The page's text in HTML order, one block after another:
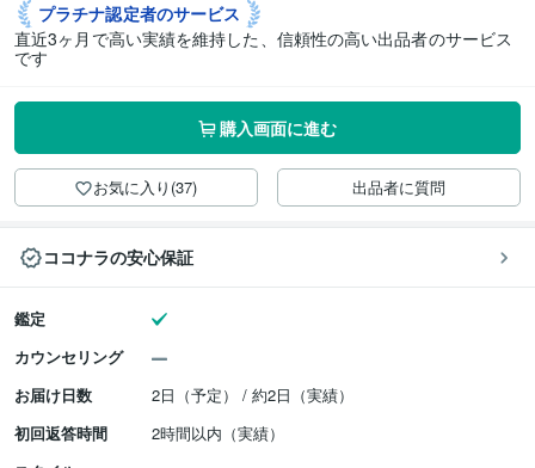
プラチナ認定者のサービス
直近3ヶ月で高い実績を維持した、信頼性の高い出品者のサービス
です
購入画面に進む
お気に入り(37) 出品者に質問
ココナラの安心保証
鑑定
カウンセリング
お届け日数
2日（予定） / 約2日（実績）
初回返答時間
2時間以内（実績）